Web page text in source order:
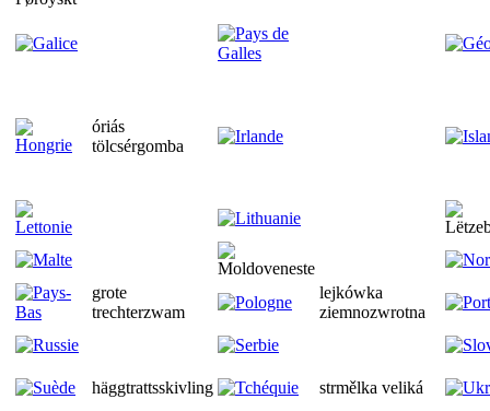
óriás
tölcsérgomba
grote
trechterzwam
lejkówka
ziemnozwrotna
häggtrattsskivling strmělka veliká